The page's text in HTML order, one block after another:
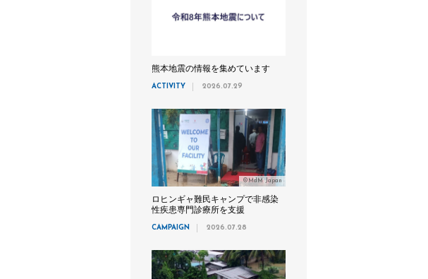
熊本地震の情報を集めています
ACTIVITY 2026.07.29
©MdM Japan
ロヒンギャ難民キャンプで非感染
性疾患専門診療所を支援
CAMPAIGN 2026.07.28